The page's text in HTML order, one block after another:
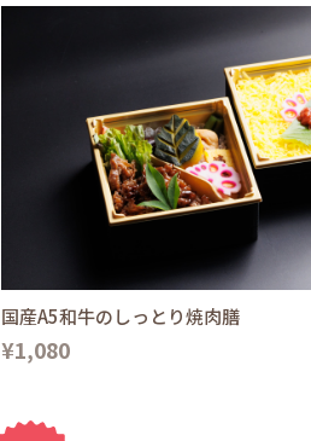
国産A5和牛のしっとり焼肉膳
¥1,080